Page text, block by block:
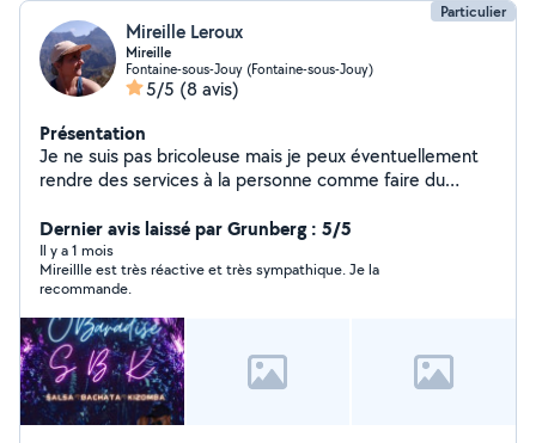
Particulier
Mireille Leroux
Mireille
Fontaine-sous-Jouy (Fontaine-sous-Jouy)
5/5 (8 avis)
Présentation
Je ne suis pas bricoleuse mais je peux éventuellement
rendre des services à la personne comme faire du
agées....Et bien sûr les animaux.
Dernier avis laissé par Grunberg : 5/5
Il y a 1 mois
Mireillle est très réactive et très sympathique. Je la
recommande.